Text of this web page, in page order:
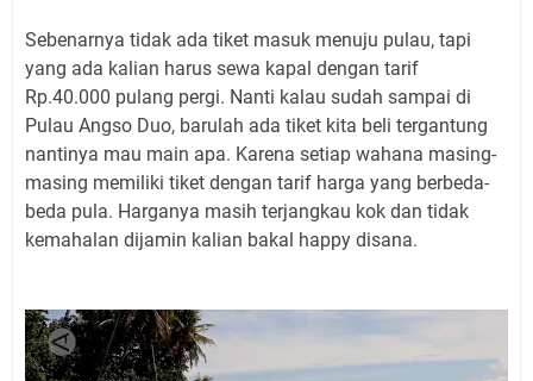
Sebenarnya tidak ada tiket masuk menuju pulau, tapi
yang ada kalian harus sewa kapal dengan tarif
Rp.40.000 pulang pergi. Nanti kalau sudah sampai di
Pulau Angso Duo, barulah ada tiket kita beli tergantung
nantinya mau main apa. Karena setiap wahana masing-
masing memiliki tiket dengan tarif harga yang berbeda-
beda pula. Harganya masih terjangkau kok dan tidak
kemahalan dijamin kalian bakal happy disana.